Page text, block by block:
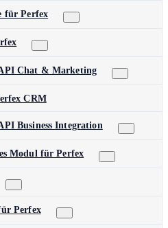
für Perfex
Chat & Marketing
CRM
Business Integration
Modul für Perfex
Perfex